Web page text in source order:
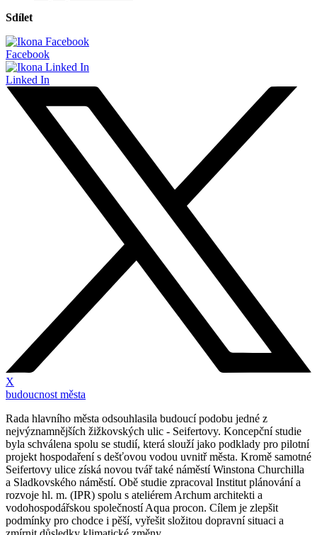
Sdílet
Facebook
Linked In
X
budoucnost města
Rada hlavního města odsouhlasila budoucí podobu jedné z
nejvýznamnějších žižkovských ulic - Seifertovy. Koncepční studie
byla schválena spolu se studií, která slouží jako podklady pro pilotní
projekt hospodaření s dešťovou vodou uvnitř města. Kromě samotné
Seifertovy ulice získá novou tvář také náměstí Winstona Churchilla
a Sladkovského náměstí. Obě studie zpracoval Institut plánování a
rozvoje hl. m. (IPR) spolu s ateliérem Archum architekti a
vodohospodářskou společností Aqua procon. Cílem je zlepšit
podmínky pro chodce i pěší, vyřešit složitou dopravní situaci a